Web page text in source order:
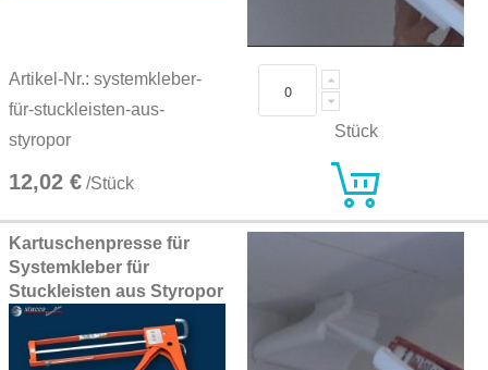
Artikel-Nr.: systemkleber-
für-stuckleisten-aus-
styropor
12,02 € /Stück
Stück
Kartuschenpresse für
Systemkleber für
Stuckleisten aus Styropor